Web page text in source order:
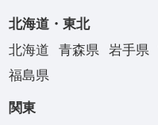
北海道・東北
北海道
青森県 岩手県
福島県
関東